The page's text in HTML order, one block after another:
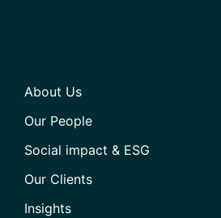
About Us
Our People
Social impact & ESG
Our Clients
Insights